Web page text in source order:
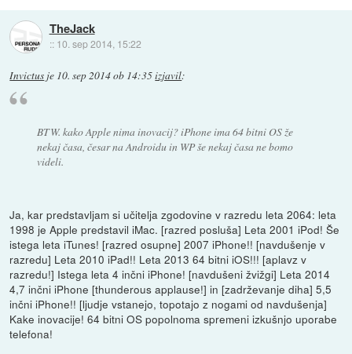
TheJack
:: 10. sep 2014, 15:22
Invictus je 10. sep 2014 ob 14:35izjavil:
BTW. kako Apple nima inovacij? iPhone ima 64 bitni OS že
nekaj časa, česar na Androidu in WP še nekaj časa ne bomo
videli.
Ja, kar predstavljam si učitelja zgodovine v razredu leta 2064: leta
1998 je Apple predstavil iMac. [razred posluša] Leta 2001 iPod! Še
istega leta iTunes! [razred osupne] 2007 iPhone!! [navdušenje v
razredu] Leta 2010 iPad!! Leta 2013 64 bitni iOS!!! [aplavz v
razredu!] Istega leta 4 inčni iPhone! [navdušeni žvižgi] Leta 2014
4,7 inčni iPhone [thunderous applause!] in [zadrževanje diha] 5,5
inčni iPhone!! [ljudje vstanejo, topotajo z nogami od navdušenja]
Kake inovacije! 64 bitni OS popolnoma spremeni izkušnjo uporabe
telefona!